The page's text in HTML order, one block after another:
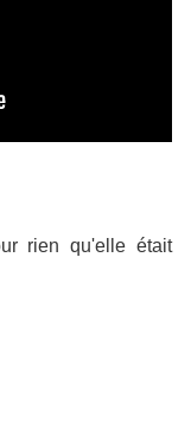
rien qu'elle était